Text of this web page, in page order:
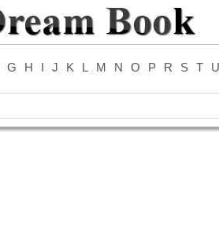
G H I J K L M N O P R S T U